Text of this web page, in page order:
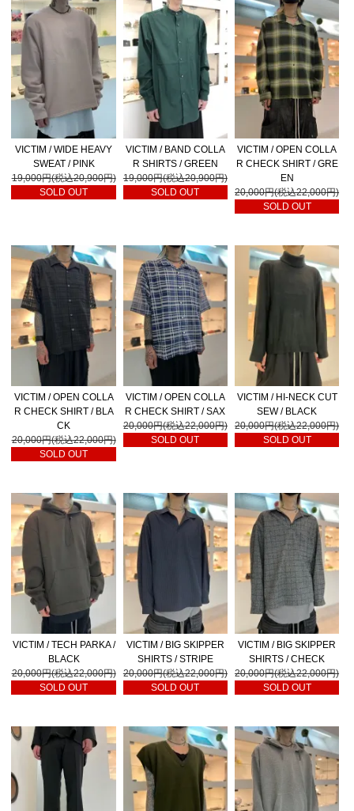
VICTIM / WIDE HEAVY
SWEAT / PINK
19,000円(税込20,900円)
SOLD OUT
VICTIM / BAND COLLA
R SHIRTS / GREEN
19,000円(税込20,900円)
SOLD OUT
VICTIM / OPEN COLLA
R CHECK SHIRT / GRE
EN
20,000円(税込22,000円)
SOLD OUT
VICTIM / OPEN COLLA
R CHECK SHIRT / BLA
CK
20,000円(税込22,000円)
SOLD OUT
VICTIM / OPEN COLLA
R CHECK SHIRT / SAX
20,000円(税込22,000円)
SOLD OUT
VICTIM / HI-NECK CUT
SEW / BLACK
20,000円(税込22,000円)
SOLD OUT
VICTIM / TECH PARKA /
BLACK
20,000円(税込22,000円)
SOLD OUT
VICTIM / BIG SKIPPER
SHIRTS / STRIPE
20,000円(税込22,000円)
SOLD OUT
VICTIM / BIG SKIPPER
SHIRTS / CHECK
20,000円(税込22,000円)
SOLD OUT